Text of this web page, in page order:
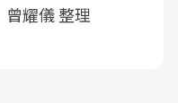
曾耀儀 整理